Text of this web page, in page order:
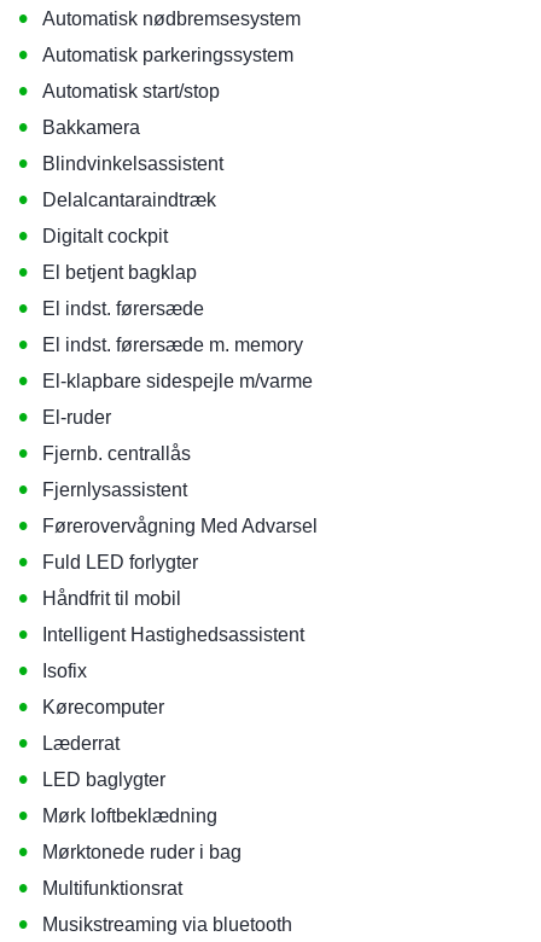
• Automatisk nødbremsesystem
• Automatisk parkeringssystem
• Automatisk start/stop
• Bakkamera
• Blindvinkelsassistent
• Delalcantaraindtræk
• Digitalt cockpit
• El betjent bagklap
• El indst. førersæde
• El indst. førersæde m. memory
• El-klapbare sidespejle m/varme
• El-ruder
• Fjernb. centrallås
• Fjernlysassistent
• Førerovervågning Med Advarsel
• Fuld LED forlygter
• Håndfrit til mobil
• Intelligent Hastighedsassistent
• Isofix
• Kørecomputer
• Læderrat
• LED baglygter
• Mørk loftbeklædning
• Mørktonede ruder i bag
• Multifunktionsrat
• Musikstreaming via bluetooth